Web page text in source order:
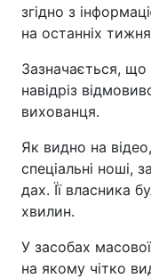
згідно з
на останніх
Зазначається, що
навідріз
вихованця.
Як видно на
спеціальні ноші,
дах. Її власника
хвилин.
У засобах
на якому чітко